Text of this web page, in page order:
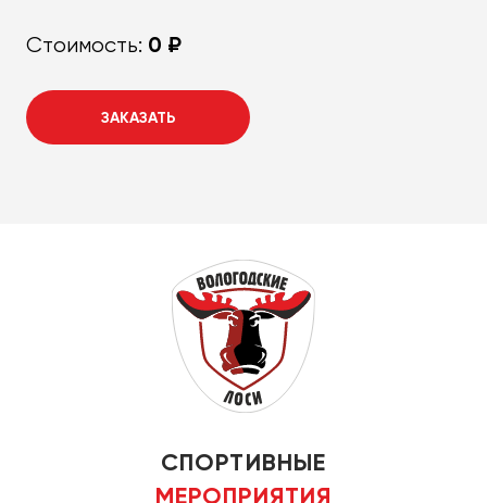
Стоимость: 0 ₽
ЗАКАЗАТЬ
СПОРТИВНЫЕ
МЕРОПРИЯТИЯ